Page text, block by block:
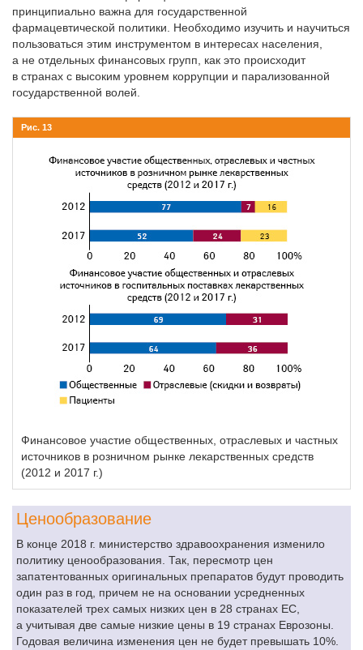
принципиально важна для государственной
фармацевтической политики. Необходимо изучить и научиться
пользоваться этим инструментом в интересах населения,
а не отдельных финансовых групп, как это происходит
в странах с высоким уровнем коррупции и парализованной
государственной волей.
Рис. 13
Финансовое участие общественных, отраслевых и частных
источников в розничном рынке лекарственных средств
(2012 и 2017 г.)
Ценообразование
В конце 2018 г. министерство здравоохранения изменило
политику ценообразования. Так, пересмотр цен
запатентованных оригинальных препаратов будут проводить
один раз в год, причем не на основании усредненных
показателей трех самых низких цен в 28 странах ЕС,
а учитывая две самые низкие цены в 19 странах Еврозоны.
Годовая величина изменения цен не будет превышать 10%.